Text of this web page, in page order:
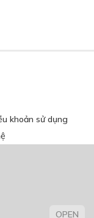
khoản sử dụng
cấp ngày 01/06/2022
hoạch và Đầu tư thành
OPEN